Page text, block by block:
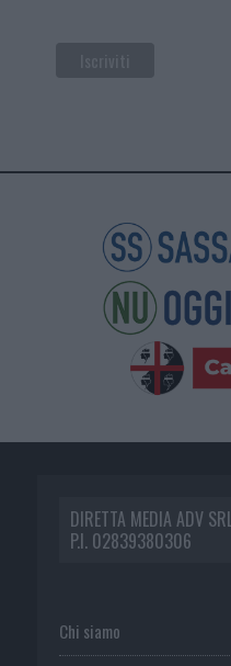
DIRETTA MEDIA ADV SRL
P.I. 02839380306
Chi siamo